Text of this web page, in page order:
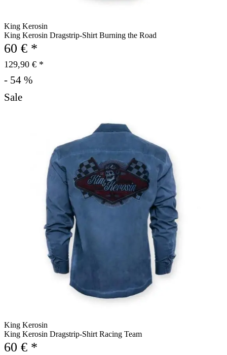
King Kerosin
King Kerosin Dragstrip-Shirt Burning the Road
60 € *
129,90 € *
- 54 %
Sale
King Kerosin
King Kerosin Dragstrip-Shirt Racing Team
60 € *